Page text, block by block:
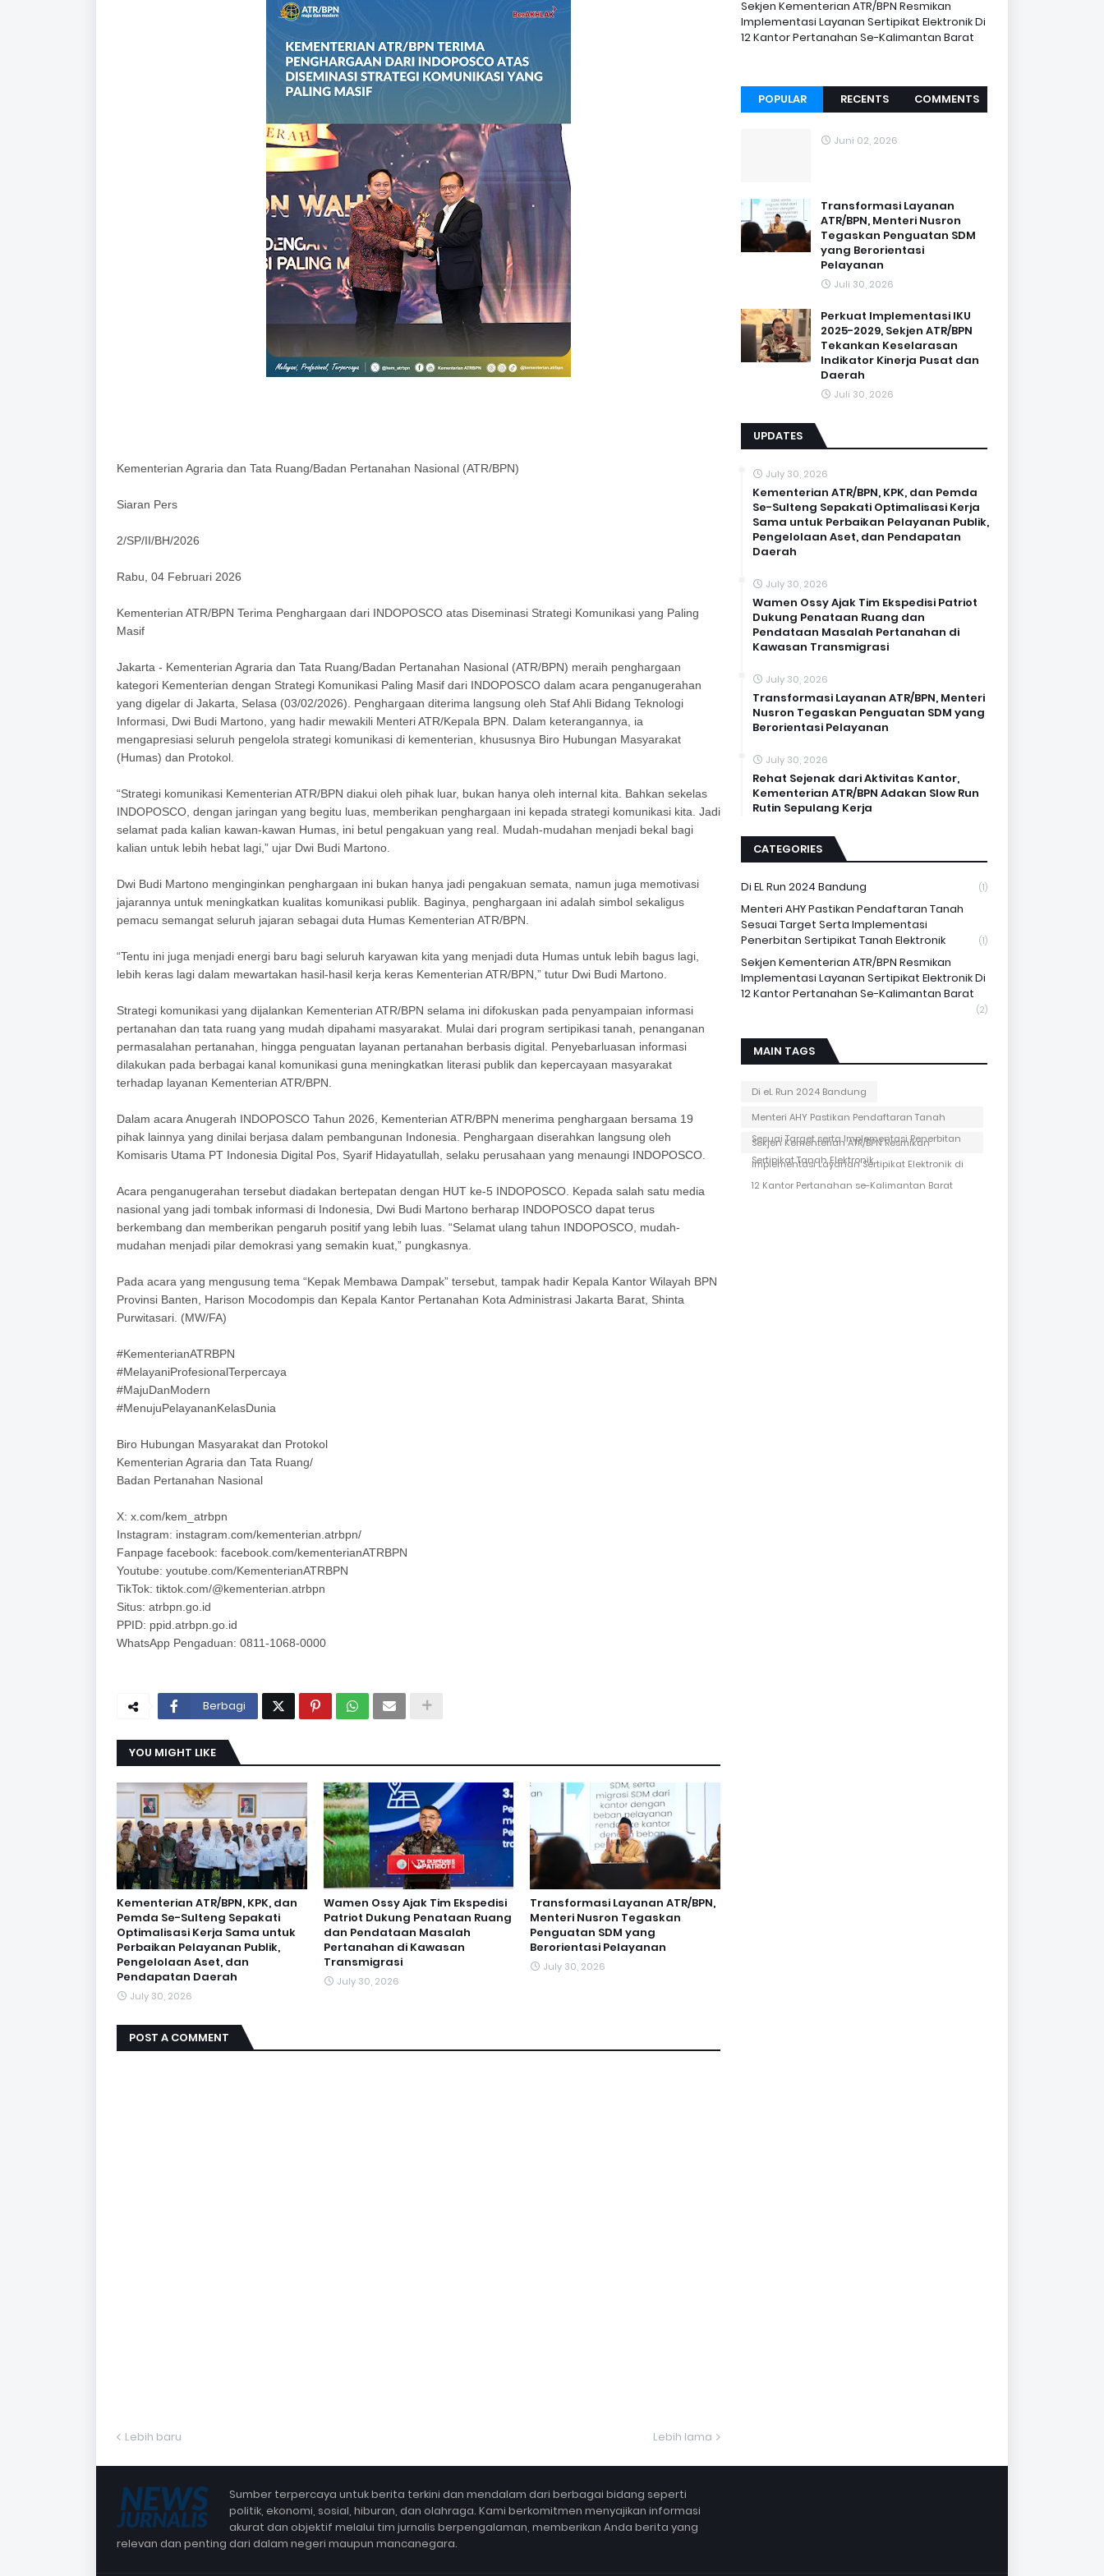
Kementerian Agraria dan Tata Ruang/Badan Pertanahan Nasional (ATR/BPN)
Siaran Pers
2/SP/II/BH/2026
Rabu, 04 Februari 2026
Kementerian ATR/BPN Terima Penghargaan dari INDOPOSCO atas Diseminasi Strategi Komunikasi yang Paling
Masif
Jakarta - Kementerian Agraria dan Tata Ruang/Badan Pertanahan Nasional (ATR/BPN) meraih penghargaan
kategori Kementerian dengan Strategi Komunikasi Paling Masif dari INDOPOSCO dalam acara penganugerahan
yang digelar di Jakarta, Selasa (03/02/2026). Penghargaan diterima langsung oleh Staf Ahli Bidang Teknologi
Informasi, Dwi Budi Martono, yang hadir mewakili Menteri ATR/Kepala BPN. Dalam keterangannya, ia
mengapresiasi seluruh pengelola strategi komunikasi di kementerian, khususnya Biro Hubungan Masyarakat
(Humas) dan Protokol.
“Strategi komunikasi Kementerian ATR/BPN diakui oleh pihak luar, bukan hanya oleh internal kita. Bahkan sekelas
INDOPOSCO, dengan jaringan yang begitu luas, memberikan penghargaan ini kepada strategi komunikasi kita. Jadi
selamat pada kalian kawan-kawan Humas, ini betul pengakuan yang real. Mudah-mudahan menjadi bekal bagi
kalian untuk lebih hebat lagi,” ujar Dwi Budi Martono.
Dwi Budi Martono menginginkan penghargaan ini bukan hanya jadi pengakuan semata, namun juga memotivasi
jajarannya untuk meningkatkan kualitas komunikasi publik. Baginya, penghargaan ini adalah simbol sekaligus
pemacu semangat seluruh jajaran sebagai duta Humas Kementerian ATR/BPN.
“Tentu ini juga menjadi energi baru bagi seluruh karyawan kita yang menjadi duta Humas untuk lebih bagus lagi,
lebih keras lagi dalam mewartakan hasil-hasil kerja keras Kementerian ATR/BPN,” tutur Dwi Budi Martono.
Strategi komunikasi yang dijalankan Kementerian ATR/BPN selama ini difokuskan pada penyampaian informasi
pertanahan dan tata ruang yang mudah dipahami masyarakat. Mulai dari program sertipikasi tanah, penanganan
permasalahan pertanahan, hingga penguatan layanan pertanahan berbasis digital. Penyebarluasan informasi
dilakukan pada berbagai kanal komunikasi guna meningkatkan literasi publik dan kepercayaan masyarakat
terhadap layanan Kementerian ATR/BPN.
Dalam acara Anugerah INDOPOSCO Tahun 2026, Kementerian ATR/BPN menerima penghargaan bersama 19
pihak lainnya yang dinilai berjasa dalam pembangunan Indonesia. Penghargaan diserahkan langsung oleh
Komisaris Utama PT Indonesia Digital Pos, Syarif Hidayatullah, selaku perusahaan yang menaungi INDOPOSCO.
Acara penganugerahan tersebut diadakan bertepatan dengan HUT ke-5 INDOPOSCO. Kepada salah satu media
nasional yang jadi tombak informasi di Indonesia, Dwi Budi Martono berharap INDOPOSCO dapat terus
berkembang dan memberikan pengaruh positif yang lebih luas. “Selamat ulang tahun INDOPOSCO, mudah-
mudahan menjadi pilar demokrasi yang semakin kuat,” pungkasnya.
Pada acara yang mengusung tema “Kepak Membawa Dampak” tersebut, tampak hadir Kepala Kantor Wilayah BPN
Provinsi Banten, Harison Mocodompis dan Kepala Kantor Pertanahan Kota Administrasi Jakarta Barat, Shinta
Purwitasari. (MW/FA)
#KementerianATRBPN
#MelayaniProfesionalTerpercaya
#MajuDanModern
#MenujuPelayananKelasDunia
Biro Hubungan Masyarakat dan Protokol
Kementerian Agraria dan Tata Ruang/
Badan Pertanahan Nasional
X: x.com/kem_atrbpn
Instagram: instagram.com/kementerian.atrbpn/
Fanpage facebook: facebook.com/kementerianATRBPN
Youtube: youtube.com/KementerianATRBPN
TikTok: tiktok.com/@kementerian.atrbpn
Situs: atrbpn.go.id
PPID: ppid.atrbpn.go.id
WhatsApp Pengaduan: 0811-1068-0000
Berbagi
YOU MIGHT LIKE
Kementerian ATR/BPN, KPK, dan
Pemda Se-Sulteng Sepakati
Optimalisasi Kerja Sama untuk
Perbaikan Pelayanan Publik,
Pengelolaan Aset, dan
Pendapatan Daerah
July 30, 2026
Wamen Ossy Ajak Tim Ekspedisi
Patriot Dukung Penataan Ruang
dan Pendataan Masalah
Pertanahan di Kawasan
Transmigrasi
July 30, 2026
Transformasi Layanan ATR/BPN,
Menteri Nusron Tegaskan
Penguatan SDM yang
Berorientasi Pelayanan
July 30, 2026
POST A COMMENT
Lebih baru Lebih lama
Sekjen Kementerian ATR/BPN Resmikan
Implementasi Layanan Sertipikat Elektronik Di
12 Kantor Pertanahan Se-Kalimantan Barat
POPULAR RECENTS COMMENTS
Juni 02, 2026
Transformasi Layanan
ATR/BPN, Menteri Nusron
Tegaskan Penguatan SDM
yang Berorientasi
Pelayanan
Juli 30, 2026
Perkuat Implementasi IKU
2025-2029, Sekjen ATR/BPN
Tekankan Keselarasan
Indikator Kinerja Pusat dan
Daerah
Juli 30, 2026
UPDATES
July 30, 2026
Kementerian ATR/BPN, KPK, dan Pemda
Se-Sulteng Sepakati Optimalisasi Kerja
Sama untuk Perbaikan Pelayanan Publik,
Pengelolaan Aset, dan Pendapatan
Daerah
July 30, 2026
Wamen Ossy Ajak Tim Ekspedisi Patriot
Dukung Penataan Ruang dan
Pendataan Masalah Pertanahan di
Kawasan Transmigrasi
July 30, 2026
Transformasi Layanan ATR/BPN, Menteri
Nusron Tegaskan Penguatan SDM yang
Berorientasi Pelayanan
July 30, 2026
Rehat Sejenak dari Aktivitas Kantor,
Kementerian ATR/BPN Adakan Slow Run
Rutin Sepulang Kerja
CATEGORIES
Di EL Run 2024 Bandung (1)
Menteri AHY Pastikan Pendaftaran Tanah
Sesuai Target Serta Implementasi
Penerbitan Sertipikat Tanah Elektronik
(1)
Sekjen Kementerian ATR/BPN Resmikan
Implementasi Layanan Sertipikat Elektronik Di
12 Kantor Pertanahan Se-Kalimantan Barat
(2)
MAIN TAGS
Di eL Run 2024 Bandung
Menteri AHY Pastikan Pendaftaran Tanah
Sesuai Target serta Implementasi Penerbitan
Sertipikat Tanah Elektronik
Sekjen Kementerian ATR/BPN Resmikan
Implementasi Layanan Sertipikat Elektronik di
12 Kantor Pertanahan se-Kalimantan Barat
Sumber terpercaya untuk berita terkini dan mendalam dari berbagai bidang seperti
politik, ekonomi, sosial, hiburan, dan olahraga. Kami berkomitmen menyajikan informasi
akurat dan objektif melalui tim jurnalis berpengalaman, memberikan Anda berita yang
relevan dan penting dari dalam negeri maupun mancanegara.